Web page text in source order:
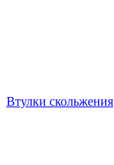
Втулки скольжения